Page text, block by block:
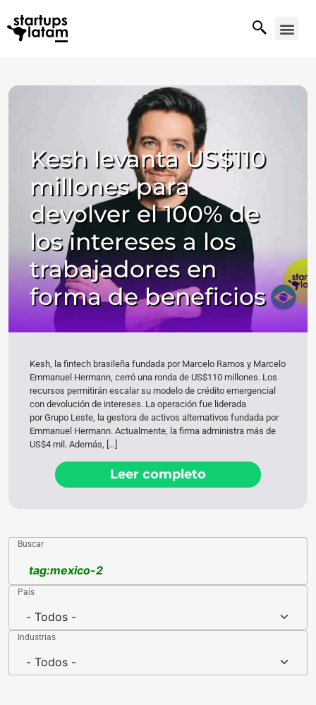
Kesh levanta US$110
millones para
devolver el 100% de
los intereses a los
trabajadores en
forma de beneficios
Kesh, la fintech brasileña fundada por Marcelo Ramos y Marcelo
Emmanuel Hermann, cerró una ronda de US$110 millones. Los
recursos permitirán escalar su modelo de crédito emergencial
con devolución de intereses. La operación fue liderada
por Grupo Leste, la gestora de activos alternativos fundada por
Emmanuel Hermann. Actualmente, la firma administra más de
US$4 mil. Además, […]
Leer completo
Buscar
País
Industrias